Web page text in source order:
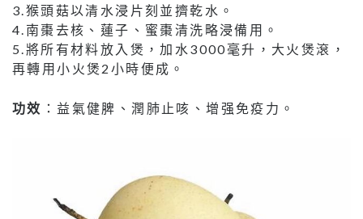
3.猴頭菇以清水浸片刻並擠乾水。
4.南棗去核、蓮子、蜜棗清洗略浸備用。
5.將所有材料放入煲，加水3000毫升，大火煲滾，
再轉用小火煲2小時便成。
功效 ：益氣健脾、潤肺止咳、增强免疫力。